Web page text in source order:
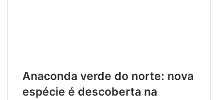
r
m
r
n
Anaconda verde do norte: nova
espécie é descoberta na